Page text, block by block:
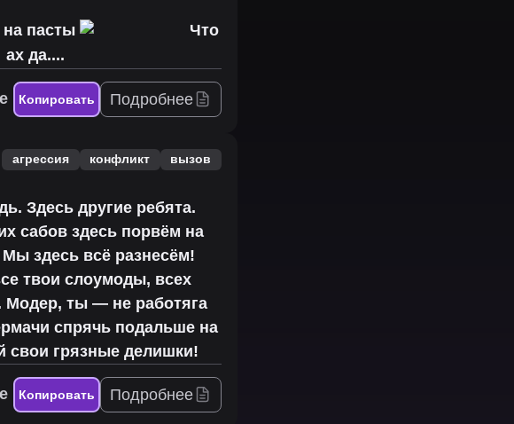
на пасты
Что
ах да....
Копировать Подробнее
агрессия конфликт вызов
Здесь другие ребята.
сабов здесь порвём на
здесь всё разнесём!
твои слоумоды, всех
ты — не работяга
спрячь подальше на
свои грязные делишки!
Копировать Подробнее